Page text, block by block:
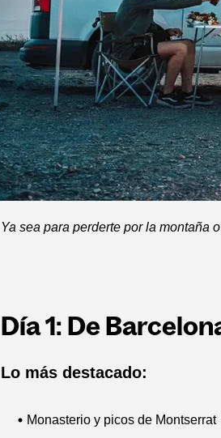
Ya sea para perderte por la montaña
Día 1: De
Lo más destacado:
Monasterio y picos de Montserrat